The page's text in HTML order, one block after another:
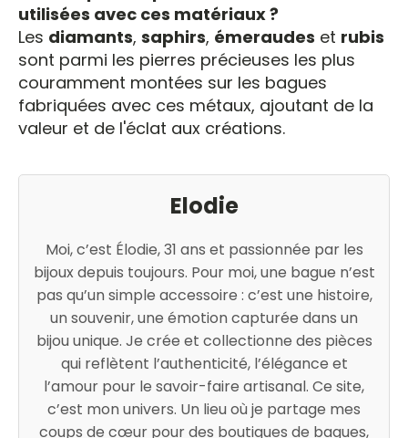
utilisées avec ces matériaux ?
Les diamants, saphirs, émeraudes et rubis
sont parmi les pierres précieuses les plus
couramment montées sur les bagues
fabriquées avec ces métaux, ajoutant de la
valeur et de l'éclat aux créations.
Elodie
Moi, c’est Élodie, 31 ans et passionnée par les
bijoux depuis toujours. Pour moi, une bague n’est
pas qu’un simple accessoire : c’est une histoire,
un souvenir, une émotion capturée dans un
bijou unique. Je crée et collectionne des pièces
qui reflètent l’authenticité, l’élégance et
l’amour pour le savoir-faire artisanal. Ce site,
c’est mon univers. Un lieu où je partage mes
coups de cœur pour des boutiques de bagues,